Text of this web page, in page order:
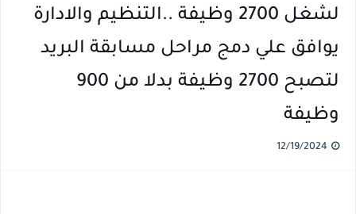
لشغل 2700 وظيفة ..التنظيم والادارة
يوافق علي دمج مراحل مسابقة البريد
لتصبح 2700 وظيفة بدلا من 900
وظيفة